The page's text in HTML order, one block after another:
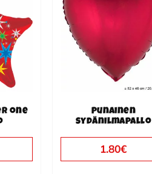
one
Punainen
sydänilmapallo
1.80€